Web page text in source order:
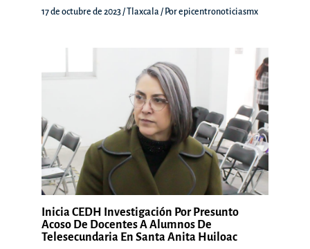
17 de octubre de 2023/Tlaxcala / Porepicentronoticiasmx
Inicia CEDH Investigación Por Presunto
Acoso De Docentes A Alumnos De
Telesecundaria En Santa Anita Huiloac